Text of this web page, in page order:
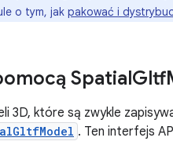
o tym, jak pakować i
SpatialGltf
3D, które są zwykle
. Ten interfejs